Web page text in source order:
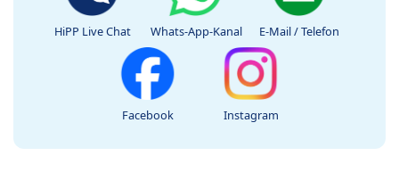
HiPP Live Chat Whats-App-Kanal E-Mail / Telefon
Facebook Instagram